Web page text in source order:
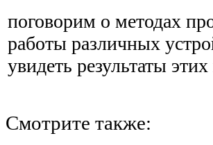
поговорим о методах
работы различных
увидеть результаты
Смотрите также: